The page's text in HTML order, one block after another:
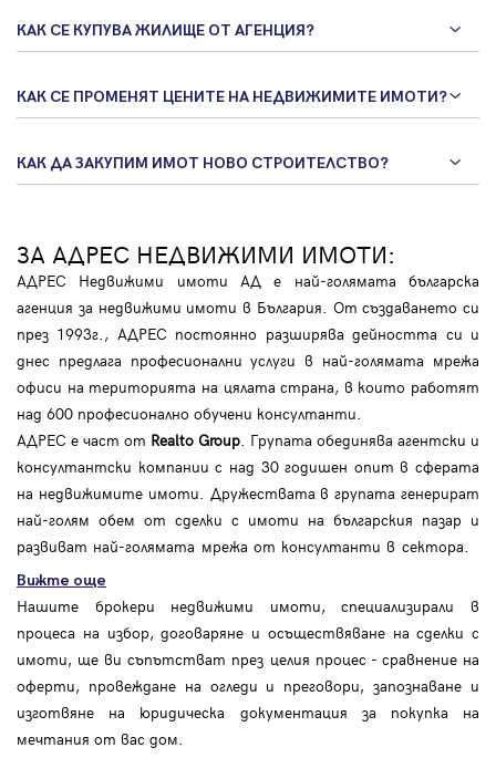
КАК СЕ КУПУВА ЖИЛИЩЕ ОТ АГЕНЦИЯ?
КАК СЕ ПРОМЕНЯТ ЦЕНИТЕ НА НЕДВИЖИМИТЕ ИМОТИ?
КАК ДА ЗАКУПИМ ИМОТ НОВО СТРОИТЕЛСТВО?
ЗА АДРЕС НЕДВИЖИМИ ИМОТИ:
АДРЕС Недвижими имоти АД е най-голямата българска
агенция за недвижими имоти в България. От създаването си
през 1993г., АДРЕС постоянно разширява дейността си и
днес предлага професионални услуги в най-голямата мрежа
офиси на територията на цялата страна, в които работят
над 600 професионално обучени консултанти.
АДРЕС е част от Realto Group. Групата обединява агентски и
консултантски компании с над 30 годишен опит в сферата
на недвижимите имоти. Дружествата в групата генерират
най-голям обем от сделки с имоти на българския пазар и
развиват най-голямата мрежа от консултанти в сектора.
Вижте още
Нашите брокери недвижими имоти, специализирали в
процеса на избор, договаряне и осъществяване на сделки с
имоти, ще ви съпътстват през целия процес - сравнение на
оферти, провеждане на огледи и преговори, запознаване и
изготвяне на юридическа документация за покупка на
мечтания от вас дом.